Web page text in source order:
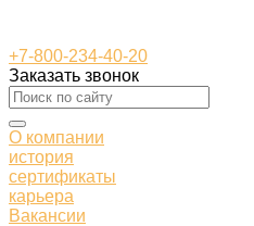
+7-800-234-40-20
Заказать звонок
О компании
история
сертификаты
карьера
Вакансии